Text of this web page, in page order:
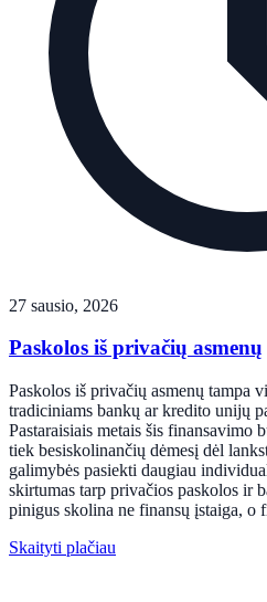
27 sausio, 2026
Paskolos iš privačių asmenų
Paskolos iš privačių asmenų tampa
tradiciniams bankų ar kredito unijų
Pastaraisiais metais šis finansavimo
tiek besiskolinančių dėmesį dėl
galimybės pasiekti daugiau
skirtumas tarp privačios paskolos ir
pinigus skolina ne finansų įstaiga,
Skaityti plačiau